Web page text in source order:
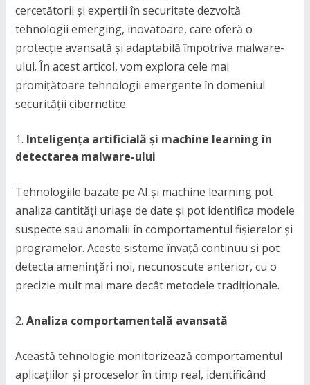
cercetătorii și experții în securitate dezvoltă
tehnologii emerging, inovatoare, care oferă o
protecție avansată și adaptabilă împotriva malware-
ului. În acest articol, vom explora cele mai
promițătoare tehnologii emergente în domeniul
securității cibernetice.
Inteligența artificială și machine learning în
detectarea malware-ului
Tehnologiile bazate pe AI și machine learning pot
analiza cantități uriașe de date și pot identifica modele
suspecte sau anomalii în comportamentul fișierelor și
programelor. Aceste sisteme învață continuu și pot
detecta amenințări noi, necunoscute anterior, cu o
precizie mult mai mare decât metodele tradiționale.
Analiza comportamentală avansată
Această tehnologie monitorizează comportamentul
aplicațiilor și proceselor în timp real, identificând